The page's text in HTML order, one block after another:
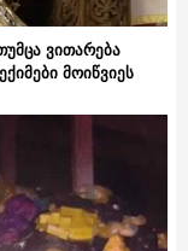
ვითარება
მოიწვიეს